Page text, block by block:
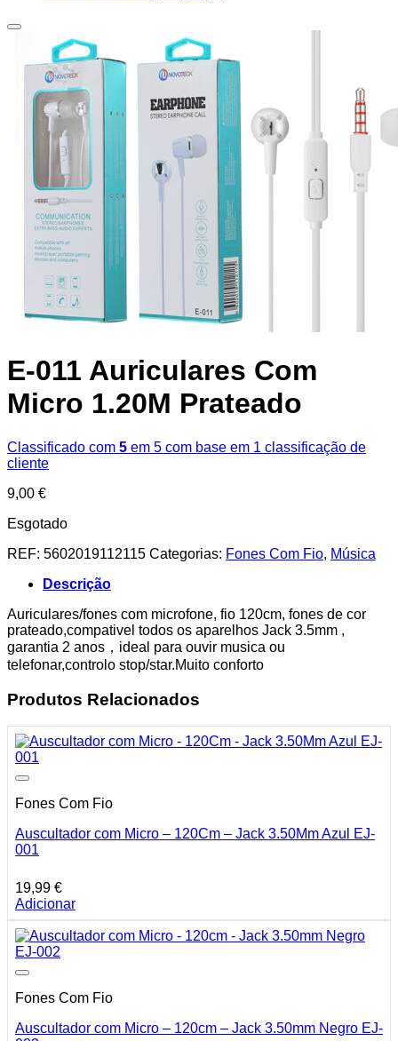
E-011 Auriculares Com
Micro 1.20M Prateado
Classificado com 5 em 5 com base em 1 classificação de
cliente
9,00 €
Esgotado
REF: 5602019112115 Categorias: Fones Com Fio, Música
Descrição
Auriculares/fones com microfone, fio 120cm, fones de cor
prateado,compativel todos os aparelhos Jack 3.5mm ,
garantia 2 anos，ideal para ouvir musica ou
telefonar,controlo stop/star.Muito conforto
Produtos Relacionados
Fones Com Fio
Auscultador com Micro – 120Cm – Jack 3.50Mm Azul EJ-
001
19,99 €
Adicionar
Fones Com Fio
Auscultador com Micro – 120cm – Jack 3.50mm Negro EJ-